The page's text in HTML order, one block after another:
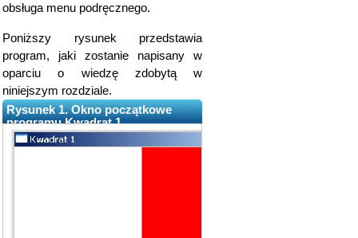
obsługa menu podręcznego.
Poniższy rysunek przedstawia
program, jaki zostanie napisany w
oparciu o wiedzę zdobytą w
niniejszym rozdziale.
Rysunek 1. Okno początkowe
programu Kwadrat 1